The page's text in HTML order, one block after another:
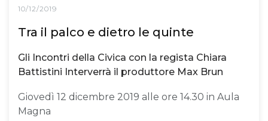
10/12/2019
Tra il palco e dietro le quinte
Gli Incontri della Civica con la regista Chiara
Battistini Interverrà il produttore Max Brun
Giovedì 12 dicembre 2019 alle ore 14.30 in Aula
Magna